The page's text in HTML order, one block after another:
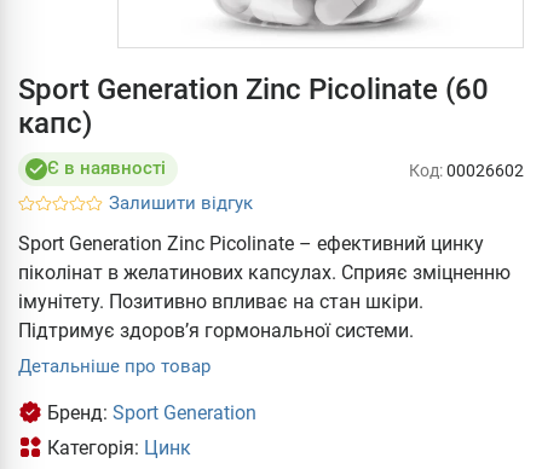
Sport Generation Zinc Picolinate (60
капс)
Є в наявності
Залишити відгук
Код:00026602
Sport Generation Zinc Picolinate – ефективний цинку
піколінат в желатинових капсулах. Сприяє зміцненню
імунітету. Позитивно впливає на стан шкіри.
Підтримує здоров’я гормональної системи.
Детальніше про товар
Бренд: Sport Generation
Категорія: Цинк